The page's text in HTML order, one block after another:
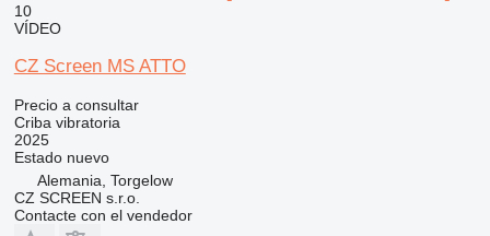
10
VÍDEO
CZ Screen MS ATTO
Precio a consultar
Criba vibratoria
2025
Estadonuevo
Alemania, Torgelow
CZ SCREEN s.r.o.
Contacte con el vendedor